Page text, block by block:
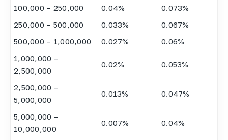
100,000 – 250,000
0.04%
0.073%
250,000 – 500,000
0.033%
0.067%
500,000 – 1,000,000
0.027%
0.06%
1,000,000 –
2,500,000
0.02% 0.053%
2,500,000 –
5,000,000
0.013% 0.047%
5,000,000 –
10,000,000
0.007% 0.04%